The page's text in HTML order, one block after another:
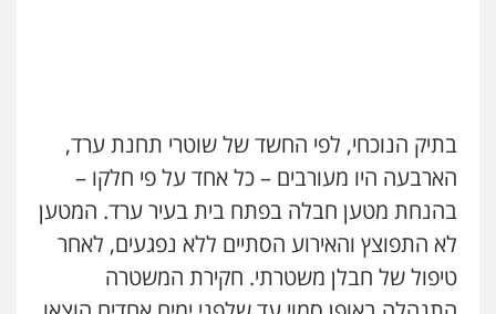
עו"ד אלון קריטי
פלילי כלכלי אלימות סמים מעצרים
0525544654
בתיק הנוכחי, לפי החשד של שוטרי תחנת ערד,
הארבעה היו מעורבים – כל אחד על פי חלקו –
בהנחת מטען חבלה בפתח בית בעיר ערד. המטען
לא התפוצץ והאירוע הסתיים ללא נפגעים, לאחר
טיפול של חבלן משטרתי. חקירת המשטרה